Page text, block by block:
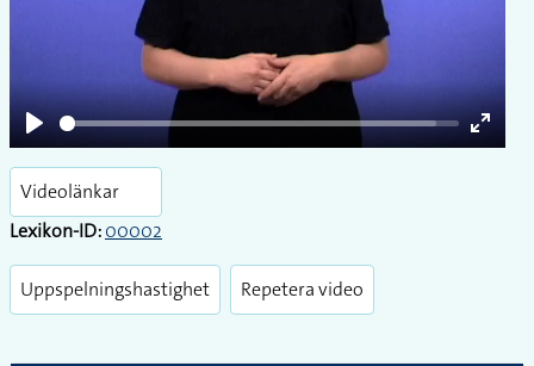
Play
Enter
Videolänkar
Lexikon-ID:00002
Uppspelningshastighet Repetera video